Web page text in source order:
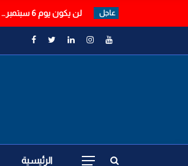
عاجل لن يكون يوم 6 سبتمبر… تعديل رزنامة الدخول المدرسي
الرئيسية